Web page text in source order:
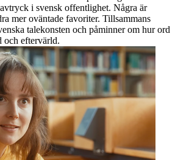
i svensk offentlighet. Några är
mer oväntade favoriter. Tillsammans
talekonsten och påminner om hur ord
och eftervärld.